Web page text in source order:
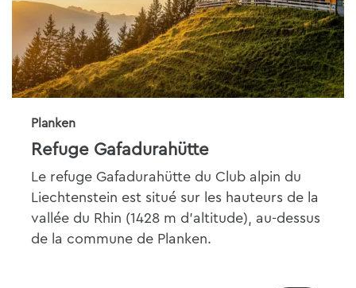
Planken
Refuge Gafadurahütte
Le refuge Gafadurahütte du Club alpin du
Liechtenstein est situé sur les hauteurs de la
vallée du Rhin (1428 m d'altitude), au-dessus
de la commune de Planken.